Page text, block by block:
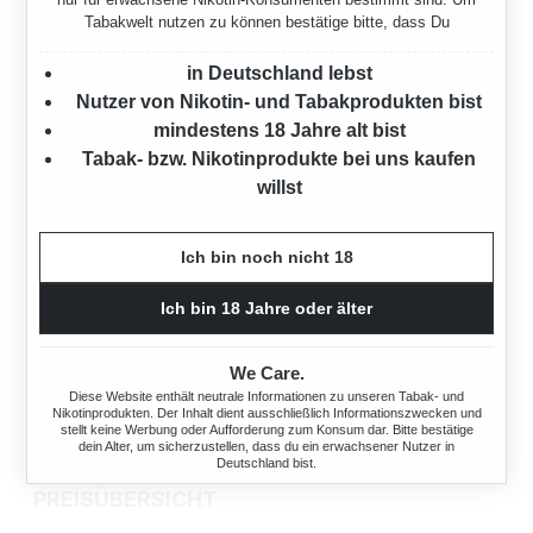
Tabakwelt nutzen zu können bestätige bitte, dass Du
in Deutschland lebst
Nutzer von Nikotin- und Tabakprodukten bist
mindestens 18 Jahre alt bist
Tabak- bzw. Nikotinprodukte bei uns kaufen
willst
Ich bin noch nicht 18
Ich bin 18 Jahre oder älter
We Care.
Diese Website enthält neutrale Informationen zu unseren Tabak- und
Nikotinprodukten. Der Inhalt dient ausschließlich Informationszwecken und
stellt keine Werbung oder Aufforderung zum Konsum dar. Bitte bestätige
dein Alter, um sicherzustellen, dass du ein erwachsener Nutzer in
Deutschland bist.
WIE VIEL KOSTEN BURTON HÜLSEN? EINE